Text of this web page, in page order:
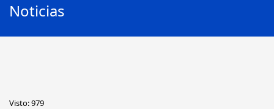
Noticias
Visto: 979